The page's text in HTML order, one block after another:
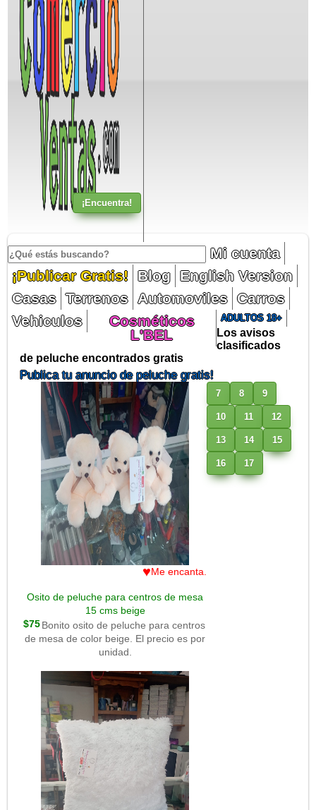
Mi cuenta
¡Publicar Gratis!
Blog English Version
Casas Terrenos Automoviles Carros
Vehiculos
Cosméticos
L'BEL
ADULTOS 18+
Los avisos
clasificados
de peluche encontrados gratis
Publica tu anuncio de peluche gratis!
♥Me encanta.
Osito de peluche para centros de mesa
15 cms beige
$75Bonito osito de peluche para centros
de mesa de color beige. El precio es por
unidad.
7 8 9
10 11 12
13 14 15
16 17